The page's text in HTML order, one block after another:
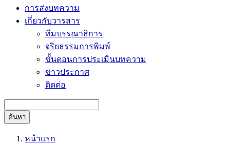
การส่งบทความ
เกี่ยวกับวารสาร
ทีมบรรณาธิการ
จริยธรรมการพิมพ์
ขั้นตอนการประเมินบทความ
ข่าวประกาศ
ติดต่อ
ค้นหา
หน้าแรก